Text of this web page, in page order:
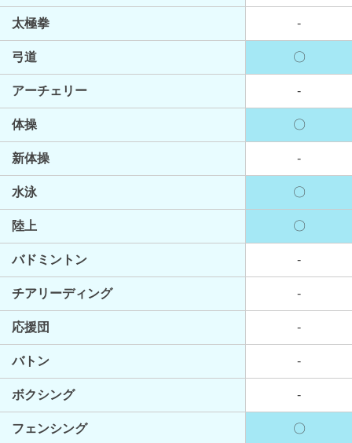
太極拳 -
弓道 〇
アーチェリー -
体操 〇
新体操 -
水泳 〇
陸上 〇
バドミントン -
チアリーディング -
応援団 -
バトン -
ボクシング -
フェンシング 〇